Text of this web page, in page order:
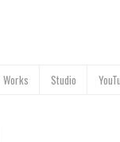
Works Studio